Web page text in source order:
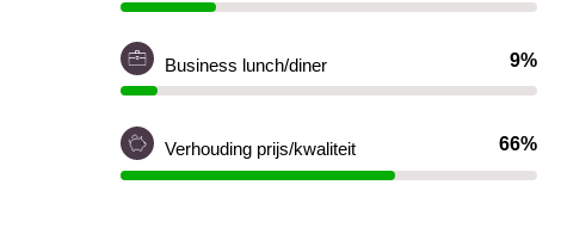
Business lunch/diner 9%
Verhouding prijs/kwaliteit 66%